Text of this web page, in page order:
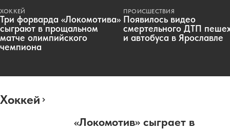
ХОККЕЙ
Три форварда «Локомотива»
сыграют в прощальном
матче олимпийского
чемпиона
ПРОИСШЕСТВИЯ
Появилось видео
смертельного ДТП
и автобуса в Ярославле
Хоккей
«Локомотив» сыграет в